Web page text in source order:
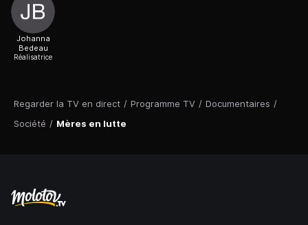
Regarder la TV en direct / Programme TV / Documentaires /
Société / Mères en lutte
Johanna
Bedeau
Réalisatrice